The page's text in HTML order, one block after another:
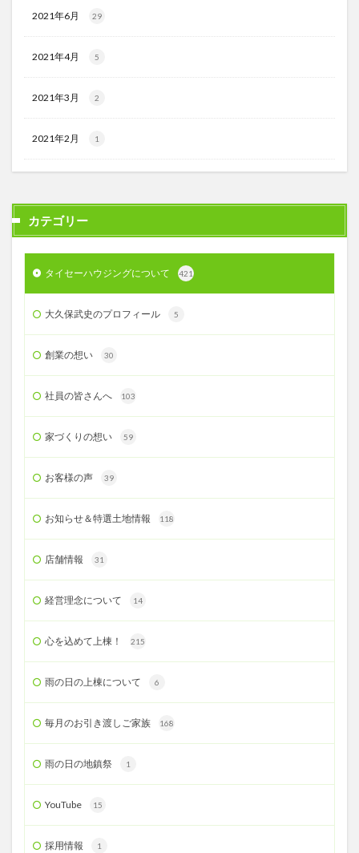
2021年6月 29
2021年4月 5
2021年3月 2
2021年2月 1
カテゴリー
タイセーハウジングについて 421
大久保武史のプロフィール 5
創業の想い 30
社員の皆さんへ 103
家づくりの想い 59
お客様の声 39
お知らせ＆特選土地情報 118
店舗情報 31
経営理念について 14
心を込めて上棟！ 215
雨の日の上棟について 6
毎月のお引き渡しご家族 168
雨の日の地鎮祭 1
YouTube 15
採用情報 1